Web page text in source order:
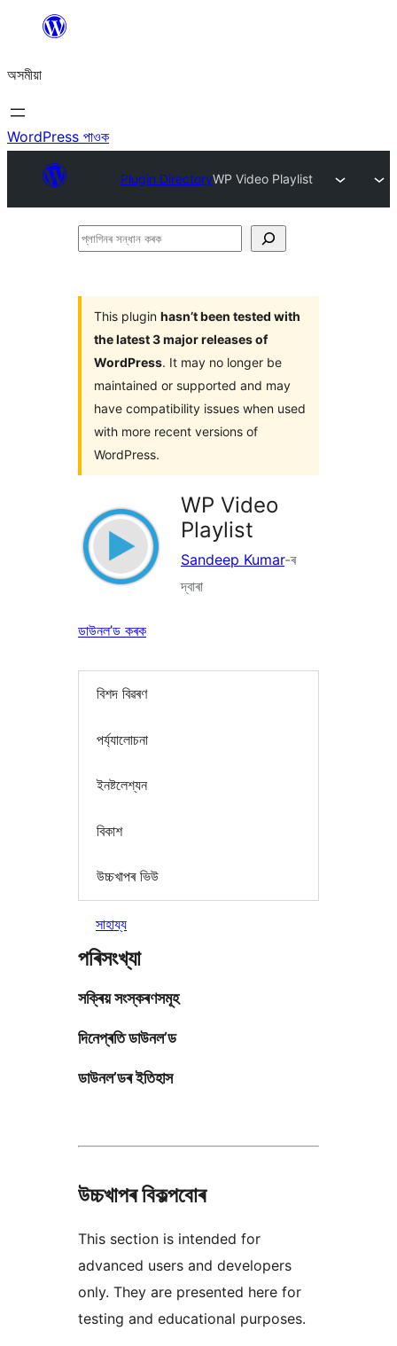
বিষয়বস্তুলৈ
যাওক
অসমীয়া
WordPress পাওক
Plugin DirectoryWP Video Playlist
প্লাগিনৰ
This plugin hasn’t been tested with
the latest 3 major releases of
WordPress. It may no longer be
maintained or supported and may
have compatibility issues when used
with more recent versions of
WordPress.
WP Video
Playlist
Sandeep Kumar-ৰ
দ্বাৰা
ডাউনল’ড কৰক
বিশদ বিৱৰণ
পৰ্য্যালোচনা
ইনষ্টলেশ্যন
বিকাশ
উচ্চখাপৰ ভিউ
সাহায্য
পৰিসংখ্যা
সক্ৰিয় সংস্কৰণসমূহ
দিনেপ্ৰতি ডাউনল’ড
ডাউনল’ডৰ ইতিহাস
উচ্চখাপৰ বিকল্পবোৰ
This section is intended for
advanced users and developers
only. They are presented here for
testing and educational purposes.